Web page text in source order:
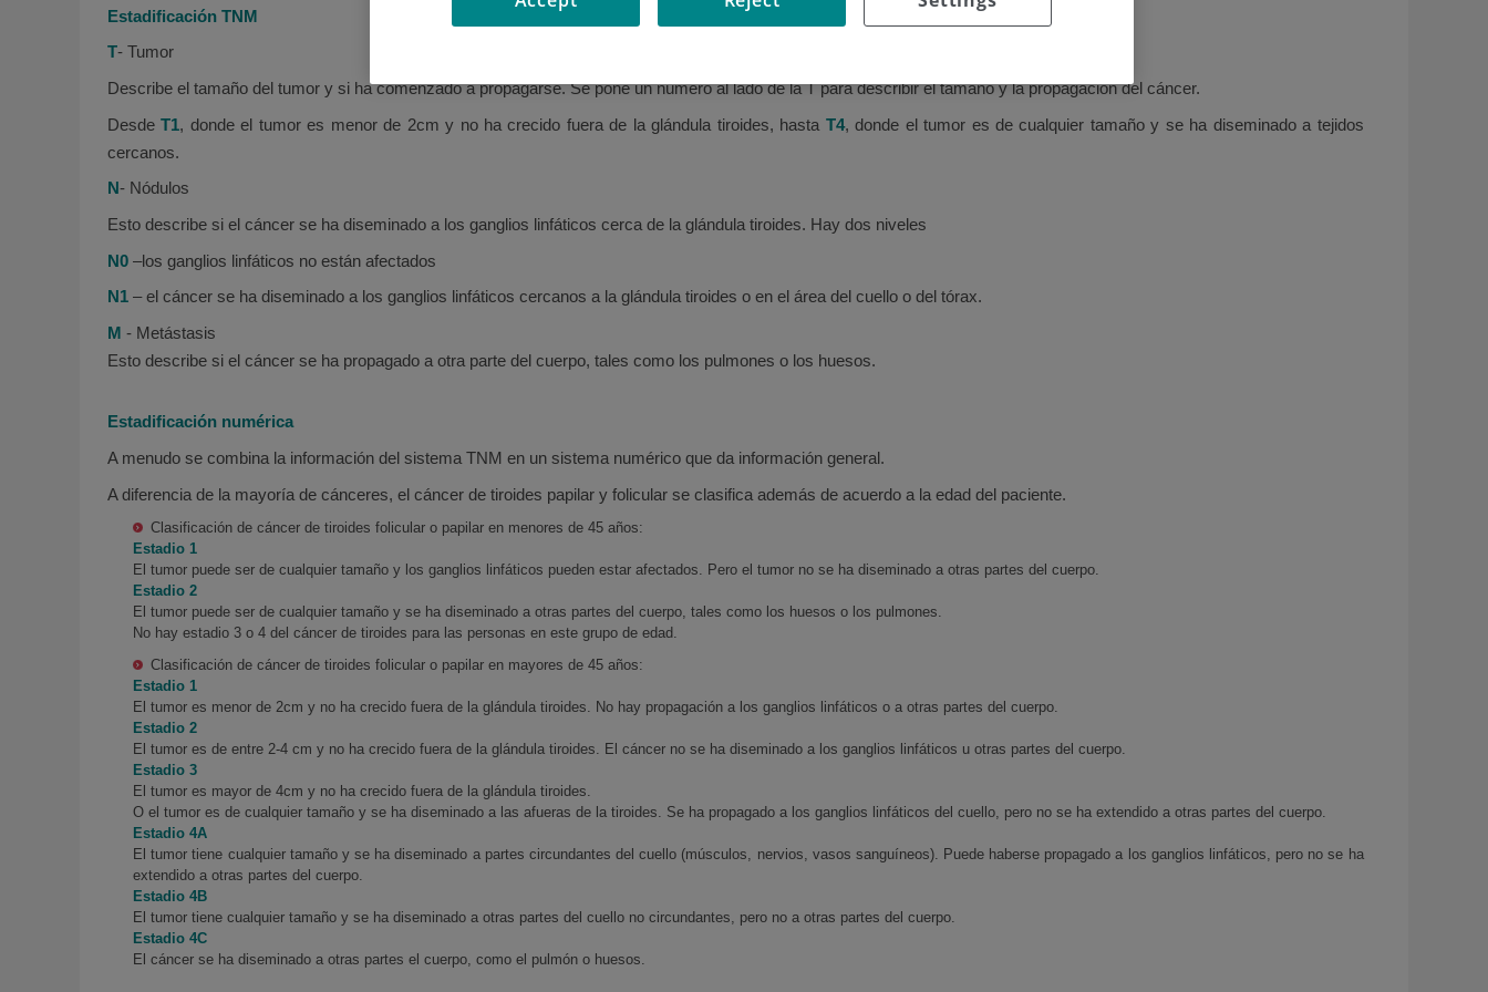
Estadificación TNM
T- Tumor
Describe el tamaño del tumor y si ha comenzado a propagarse. Se pone un número al lado de la T para describir el tamaño y la propagación del cáncer.
DesdeT1, donde el tumor es menor de 2cm y no ha crecido fuera de la glándula tiroides, hasta T4, donde el tumor es de cualquier tamaño y se ha diseminado a tejidos
cercanos.
N- Nódulos
Esto describe si el cáncer se ha diseminado a los ganglios linfáticos cerca de la glándula tiroides. Hay dos niveles
N0 –los ganglios linfáticos no están afectados
N1 – el cáncer se ha diseminado a los ganglios linfáticos cercanos a la glándula tiroides o en el área del cuello o del tórax.
M - Metástasis
Esto describe si el cáncer se ha propagado a otra parte del cuerpo, tales como los pulmones o los huesos.
Estadificación numérica
A menudo se combina la información del sistema TNM en un sistema numérico que da información general.
A diferencia de la mayoría de cánceres, el cáncer de tiroides papilar y folicular se clasifica además de acuerdo a la edad del paciente.
Clasificación de cáncer de tiroides folicular o papilar en menores de 45 años:
Estadio 1
El tumor puede ser de cualquier tamaño y los ganglios linfáticos pueden estar afectados. Pero el tumor no se ha diseminado a otras partes del cuerpo.
Estadio 2
El tumor puede ser de cualquier tamaño y se ha diseminado a otras partes del cuerpo, tales como los huesos o los pulmones.
No hay estadio 3 o 4 del cáncer de tiroides para las personas en este grupo de edad.
Clasificación de cáncer de tiroides folicular o papilar en mayores de 45 años:
Estadio 1
El tumor es menor de 2cm y no ha crecido fuera de la glándula tiroides. No hay propagación a los ganglios linfáticos o a otras partes del cuerpo.
Estadio 2
El tumor es de entre 2-4 cm y no ha crecido fuera de la glándula tiroides. El cáncer no se ha diseminado a los ganglios linfáticos u otras partes del cuerpo.
Estadio 3
El tumor es mayor de 4cm y no ha crecido fuera de la glándula tiroides.
O el tumor es de cualquier tamaño y se ha diseminado a las afueras de la tiroides. Se ha propagado a los ganglios linfáticos del cuello, pero no se ha extendido a otras partes del cuerpo.
Estadio 4A
El tumor tiene cualquier tamaño y se ha diseminado a partes circundantes del cuello (músculos, nervios, vasos sanguíneos). Puede haberse propagado a los ganglios linfáticos, pero no se ha
extendido a otras partes del cuerpo.
Estadio 4B
El tumor tiene cualquier tamaño y se ha diseminado a otras partes del cuello no circundantes, pero no a otras partes del cuerpo.
Estadio 4C
El cáncer se ha diseminado a otras partes el cuerpo, como el pulmón o huesos.